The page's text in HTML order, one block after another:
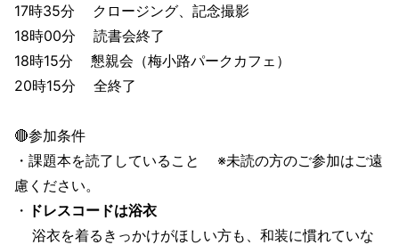
17時35分 クロージング、記念撮影
18時00分 読書会終了
18時15分 懇親会（梅小路パークカフェ）
20時15分 全終了
🔴参加条件
・課題本を読了していること ※未読の方のご参加はご遠
慮ください。
・ ドレスコードは浴衣
浴衣を着るきっかけがほしい方も、和装に慣れていな